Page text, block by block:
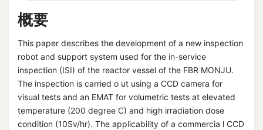
概要
This paper describes the development of a new inspection
robot and support system used for the in-service
inspection (ISI) of the reactor vessel of the FBR MONJU.
The inspection is carried o ut using a CCD camera for
visual tests and an EMAT for volumetric tests at elevated
temperature (200 degree C) and high irradiation dose
condition (10Sv/hr). The applicability of a commercia l CCD